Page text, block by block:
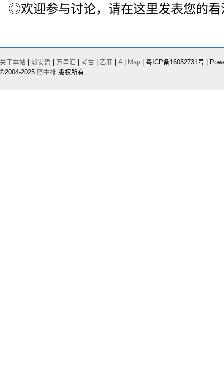
◎欢迎参与讨论，请在这里发表您的
关于本站 派安盈 万里汇 考古 乙肝 A| Map | 粤ICP备16052731号 |
©2004-2025 照牛排 版权所有